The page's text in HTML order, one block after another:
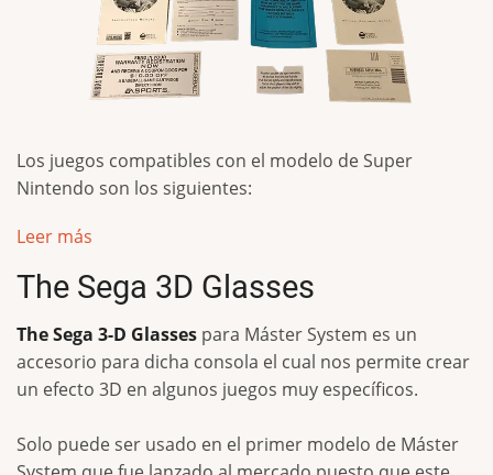
Los juegos compatibles con el modelo de Super
Nintendo son los siguientes:
Leer más
The Sega 3D Glasses
The Sega 3-D Glasses para Máster System es un
accesorio para dicha consola el cual nos permite crear
un efecto 3D en algunos juegos muy específicos.
Solo puede ser usado en el primer modelo de Máster